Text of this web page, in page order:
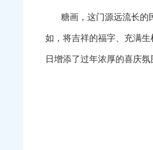
糖画，这门源远流长的
如，将吉祥的福字、充满
日增添了过年浓厚的喜庆